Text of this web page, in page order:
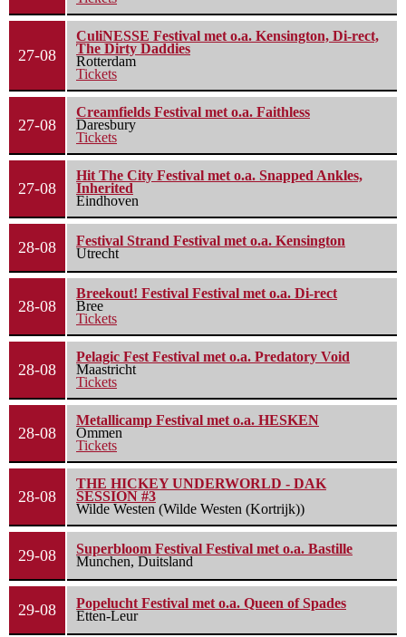
27-08
CuliNESSE Festival met o.a. Kensington, Di-rect,
The Dirty Daddies
Rotterdam
Tickets
27-08
Creamfields Festival met o.a. Faithless
Daresbury
Tickets
27-08
Hit The City Festival met o.a. Snapped Ankles,
Inherited
Eindhoven
28-08
Festival Strand Festival met o.a. Kensington
Utrecht
28-08
Breekout! Festival Festival met o.a. Di-rect
Bree
Tickets
28-08
Pelagic Fest Festival met o.a. Predatory Void
Maastricht
Tickets
28-08
Metallicamp Festival met o.a. HESKEN
Ommen
Tickets
28-08
THE HICKEY UNDERWORLD - DAK
SESSION #3
Wilde Westen (Wilde Westen (Kortrijk))
29-08
Superbloom Festival Festival met o.a. Bastille
Munchen, Duitsland
29-08
Popelucht Festival met o.a. Queen of Spades
Etten-Leur